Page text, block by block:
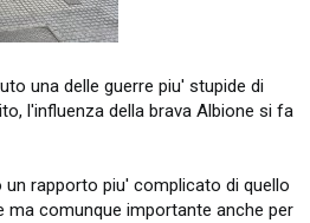
una delle guerre piu' stupide di
l'influenza della brava Albione si fa
un rapporto piu' complicato di quello
ma comunque importante anche per